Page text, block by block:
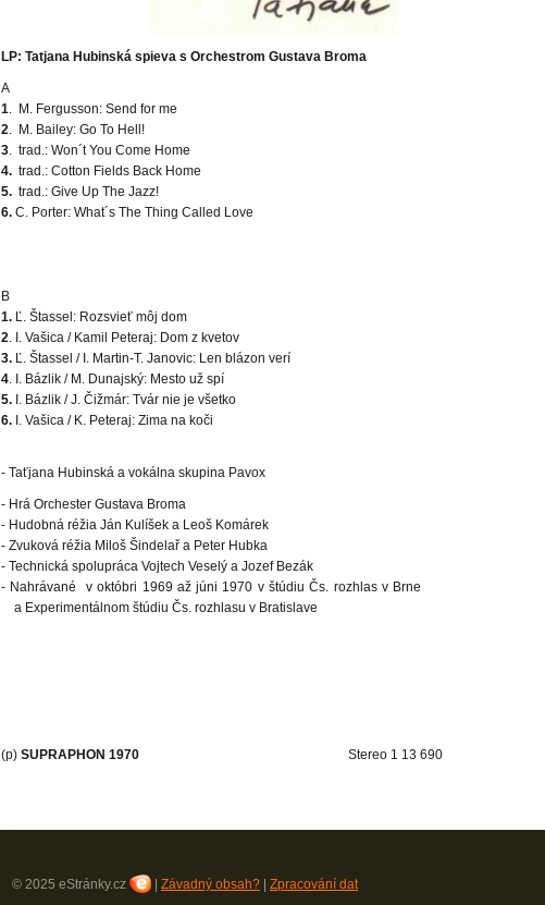
LP: Tatjana Hubinská spieva s Orchestrom Gustava Broma
A
1. M. Fergusson: Send for me
2. M. Bailey: Go To Hell!
3. trad.: Won´t You Come Home
4. trad.: Cotton Fields Back Home
5. trad.: Give Up The Jazz!
6. C. Porter: What´s The Thing Called Love
B
1. Ľ. Štassel: Rozsvieť môj dom
2. I. Vašica / Kamil Peteraj: Dom z kvetov
3. Ľ. Štassel / I. Martin-T. Janovic: Len blázon verí
4. I. Bázlik / M. Dunajský: Mesto už spí
5. I. Bázlik / J. Čižmár: Tvár nie je všetko
6. I. Vašica / K. Peteraj: Zima na koči
- Taťjana Hubinská a vokálna skupina Pavox
- Hrá Orchester Gustava Broma
- Hudobná réžia Ján Kulíšek a Leoš Komárek
- Zvuková réžia Miloš Šindelař a Peter Hubka
- Technická spolupráca Vojtech Veselý a Jozef Bezák
- Nahrávané
v októbri 1969 až júni 1970 v štúdiu Čs. rozhlas v Brne
a Experimentálnom štúdiu Čs. rozhlasu v Bratislave
(p) SUPRAPHON 1970 Stereo 1 13 690
© 2025 eStránky.cz Závadný obsah? Zpracování dat